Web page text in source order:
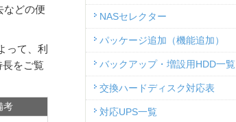
などの便
って、利
をご覧
考
NASセレクター
パッケージ追加（機能追加）
バックアップ・増設用HDD一覧
交換ハードディスク対応表
対応UPS一覧